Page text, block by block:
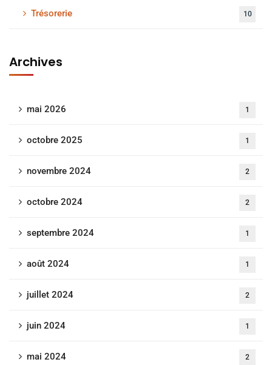
Trésorerie 10
Archives
mai 2026 1
octobre 2025 1
novembre 2024 2
octobre 2024 2
septembre 2024 1
août 2024 1
juillet 2024 2
juin 2024 1
mai 2024 2